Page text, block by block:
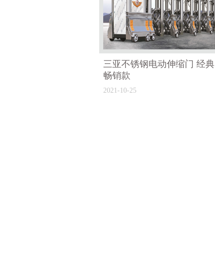
三亚不锈钢电动伸缩门 经典
畅销款
2021-10-25